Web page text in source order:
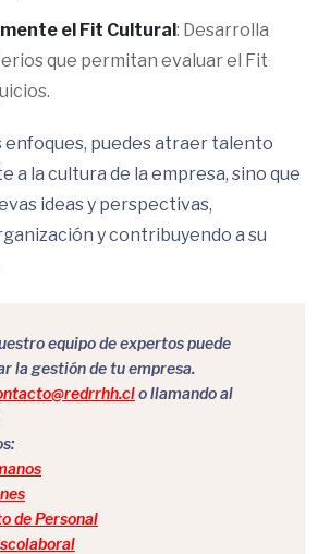
el Fit Cultural: Desarrolla
que permitan evaluar el Fit
enfoques, puedes atraer talento
a la cultura de la empresa, sino que
ideas y perspectivas,
y contribuyendo a su
equipo de expertos puede
la gestión de tu empresa.
o llamando al
de Personal